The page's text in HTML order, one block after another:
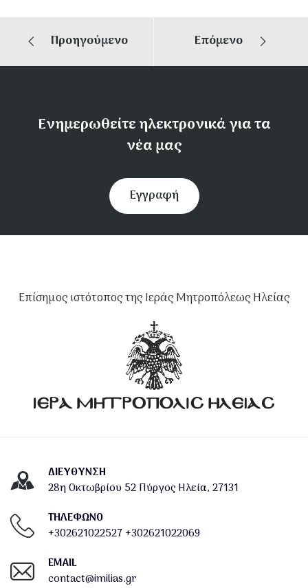
Προηγούμενο Επόμενο
Ενημερωθείτε ηλεκτρονικά για τα
νέα μας
Εγγραφή
Επίσημος ιστότοπος της Ιεράς Μητροπόλεως Ηλείας
ΔΙΕΎΘΥΝΣΗ
28η Οκτωβρίου 52 Πύργος Ηλεία, 27131
ΤΗΛΕΦΩΝΟ
+302621022527 +302621022069
EMAIL
contact@imilias.gr